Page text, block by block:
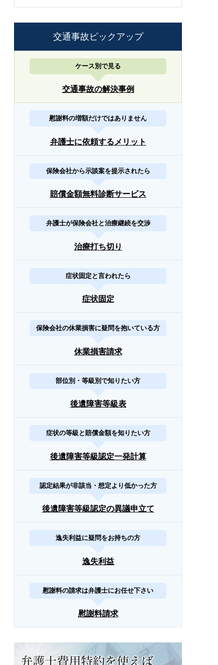
交通事故ピックアップ
ケース別で見る
交通事故の解決事例
慰謝料の増額だけではありません
弁護士に依頼するメリット
保険会社から示談案を提示されたら
賠償金額無料診断サービス
弁護士が保険会社と治療継続を交渉
治療打ち切り
症状固定と言われたら
症状固定
保険会社の休業損害に疑問を抱いている方
休業損害請求
部位別・等級別で知りたい方
後遺障害等級表
症状の等級と賠償金額を知りたい方
後遺障害等級認定一発計算
認定結果が非該当・想定より低かった方
後遺障害等級認定の異議申立て
逸失利益に疑問をお持ちの方
逸失利益
慰謝料の請求は弁護士にお任せ下さい
慰謝料請求